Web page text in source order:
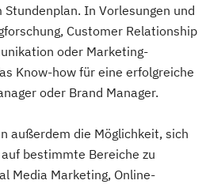
In Vorlesungen und
Customer Relationship
oder Marketing-
Know-how für eine erfolgreiche
oder Brand Manager.
außerdem die Möglichkeit, sich
bestimmte Bereiche zu
Media Marketing, Online-